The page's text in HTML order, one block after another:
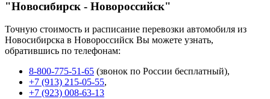
"Новосибирск - Новороссийск"
Точную стоимость и расписание перевозки автомобиля из
Новосибирска в Новороссийск Вы можете узнать,
обратившись по телефонам:
8-800-775-51-65 (звонок по России бесплатный),
+7 (913) 215-05-55,
+7 (923) 008-63-13